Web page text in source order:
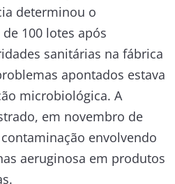
determinou o
100 lotes após
sanitárias na fábrica
apontados estava
microbiológica. A
em novembro de
envolvendo
aeruginosa em produtos